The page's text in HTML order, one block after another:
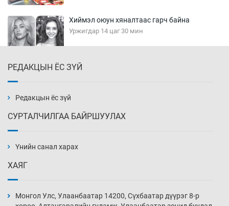
Хиймэл оюун хяналтаас гарч байна
Уржигдар 14 цаг 30 мин
Уржигдар 14 цаг 00 мин
нэмэгджээ
Уржигдар 13 цаг 30 мин
РЕДАКЦЫН ЁС ЗҮЙ
Редакцын ёс зүй
СУРТАЛЧИЛГАА БАЙРШУУЛАХ
Үнийн санал харах
ХАЯГ
Монгол Улс, Улаанбаатар 14200, Сүхбаатар дүүрэг 8-р